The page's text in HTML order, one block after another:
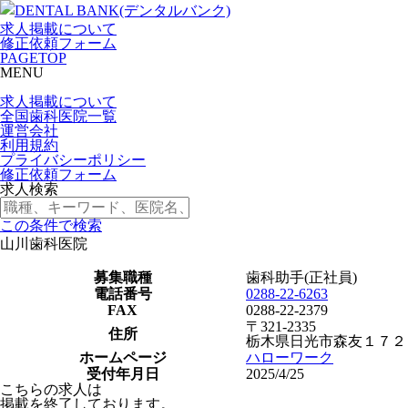
求人掲載について
修正依頼フォーム
PAGETOP
MENU
求人掲載について
全国歯科医院一覧
運営会社
利用規約
プライバシーポリシー
修正依頼フォーム
求人検索
この条件で検索
山川歯科医院
募集職種
歯科助手(正社員)
電話番号
0288-22-6263
FAX
0288-22-2379
住所
〒321-2335
栃木県日光市森友１７
ホームページ
ハローワーク
受付年月日
2025/4/25
こちらの求人は
掲載を終了しております。